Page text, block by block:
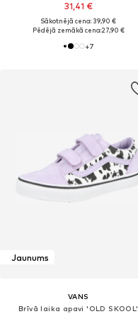
31,41 €
Sākotnējā cena: 39,90 €
Pēdējā zemākā cena:27,90 €
+7
Jaunums
VANS
Brīvā laika apavi 'OLD SKOOL'